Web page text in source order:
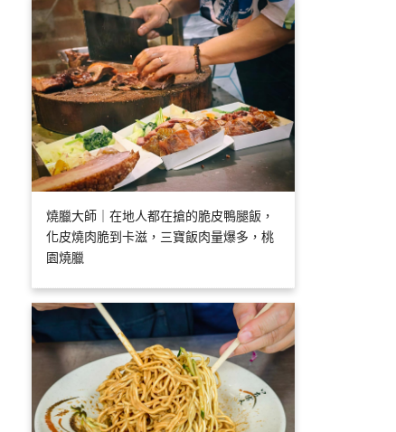
燒臘大師｜在地人都在搶的脆皮鴨腿飯，
化皮燒肉脆到卡滋，三寶飯肉量爆多，桃
園燒臘